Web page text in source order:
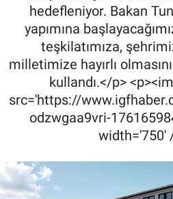
hedefleniyor. Bakan
yapımına
teşkilatımıza,
milletimize hayırlı
kullandı.</p>
src='https://
odzwgaa9vri-
width='750'